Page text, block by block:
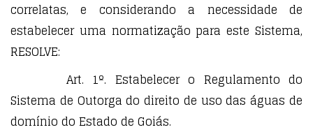
correlatas, e considerando a necessidade de
estabelecer uma normatização para este Sistema,
RESOLVE:
Art. 1º. Estabelecer o Regulamento do
Sistema de Outorga do direito de uso das águas de
domínio do Estado de Goiás.